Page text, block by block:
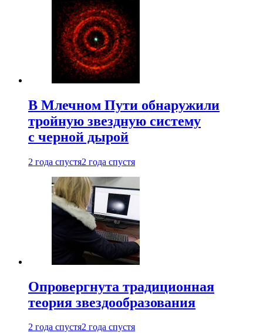
В Млечном Пути обнаружили
тройную звездную систему
с черной дырой
2 года спустя2 года спустя
Опровергнута традиционная
теория звездообразования
2 года спустя2 года спустя